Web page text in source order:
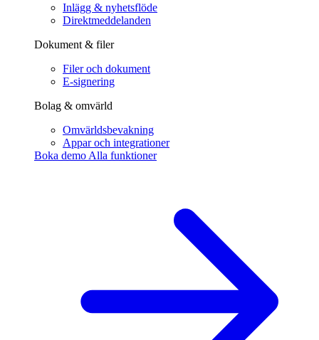
Inlägg & nyhetsflöde
Direktmeddelanden
Dokument & filer
Filer och dokument
E-signering
Bolag & omvärld
Omvärldsbevakning
Appar och integrationer
Boka demo Alla funktioner